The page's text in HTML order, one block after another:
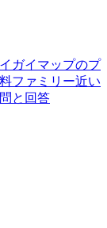
ガイマップのプ
ファミリー近い
と回答